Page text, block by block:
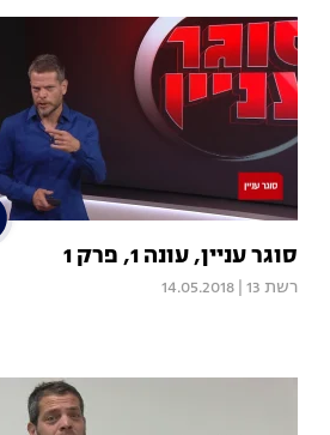
סוגר עניין, עונה 1, פרק 1
רשת 13 14.05.2018